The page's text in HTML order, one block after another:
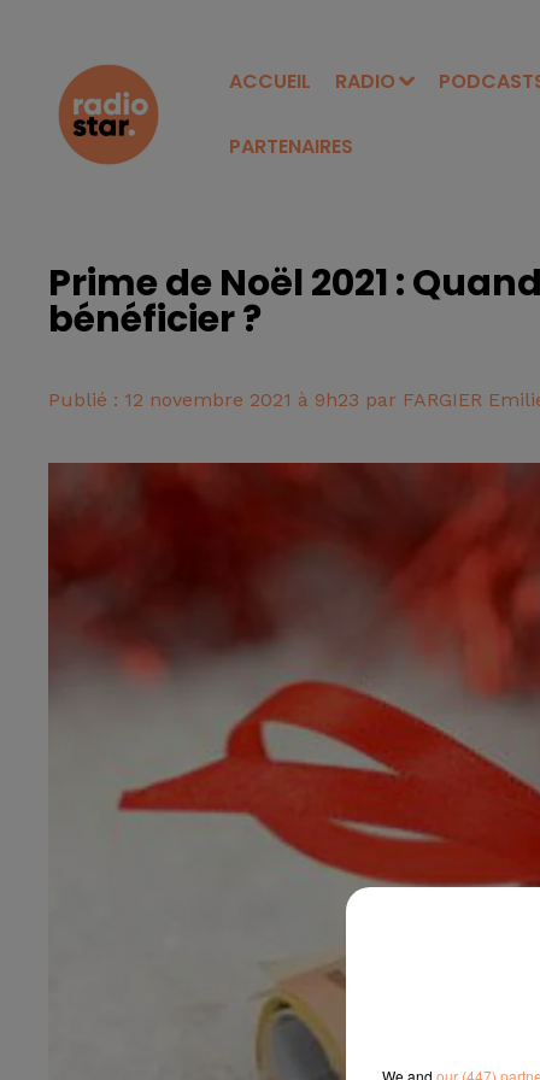
ACCUEIL RADIO
PARTENAIRES
Prime de Noël 2021 :
bénéficier ?
Publié : 12 novembre 2021 à 9h23 par FARGIER
We and our (447)